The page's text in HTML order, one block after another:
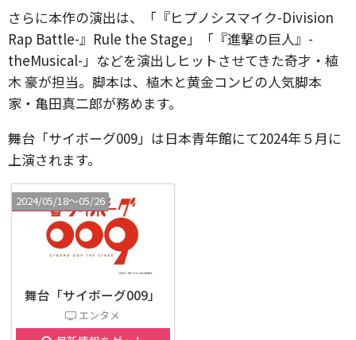
さらに本作の演出は、「『ヒプノシスマイク-Division
Rap Battle-』Rule the Stage」「『進撃の巨人』-
theMusical-」などを演出しヒットさせてきた奇才・植
木 豪が担当。脚本は、植木と黄金コンビの人気脚本
家・亀田真二郎が務めます。
舞台「サイボーグ009」は日本青年館にて2024年５月に
上演されます。
2024/05/18〜05/26
舞台「サイボーグ009」
エンタメ